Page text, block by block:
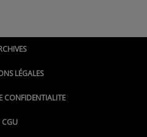
LÉGALES
CONFIDENTIALITE
CGU